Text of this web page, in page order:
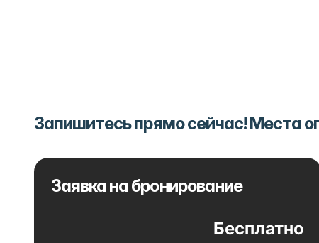
Запишитесь прямо сейчас! Места
Заявка на бронирование
Бесплатно